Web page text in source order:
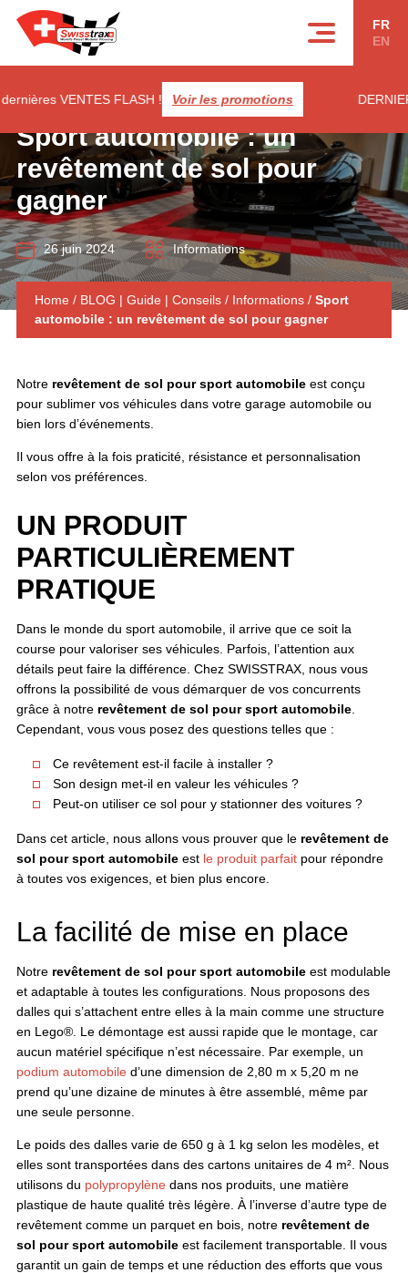
VENTES FLASH ! Voir les promotions
FR
EN
Sport automobile : un
revêtement de sol pour
gagner
26 juin 2024 Informations
Home / BLOG | Guide | Conseils/ Informations/ Sport
automobile : un revêtement de sol pour gagner
Notre revêtement de sol pour sport automobileest conçu
pour sublimer vos véhicules dans votre garage automobile ou
bien lors d’événements.
Il vous offre à la fois praticité, résistance et personnalisation
selon vos préférences.
UN PRODUIT
PARTICULIÈREMENT
PRATIQUE
Dans le monde du sport automobile, il arrive que ce soit la
course pour valoriser ses véhicules. Parfois, l’attention aux
détails peut faire la différence. Chez SWISSTRAX, nous vous
offrons la possibilité de vous démarquer de vos concurrents
grâce à notre revêtement de sol pour sport automobile.
Cependant, vous vous posez des questions telles que :
Ce revêtement est-il facile à installer ?
Son design met-il en valeur les véhicules ?
Peut-on utiliser ce sol pour y stationner des voitures ?
Dans cet article, nous allons vous prouver que le revêtement de
sol pour sport automobile est le produit parfaitpour répondre
à toutes vos exigences, et bien plus encore.
La facilité de mise en place
Notre revêtement de sol pour sport automobileest modulable
et adaptable à toutes les configurations. Nous proposons des
dalles qui s’attachent entre elles à la main comme une structure
en Lego®. Le démontage est aussi rapide que le montage, car
aucun matériel spécifique n’est nécessaire. Par exemple, un
podium automobiled’une dimension de 2,80 m x 5,20 m ne
prend qu’une dizaine de minutes à être assemblé, même par
une seule personne.
Le poids des dalles varie de 650 g à 1 kg selon les modèles, et
elles sont transportées dans des cartons unitaires de 4 m². Nous
utilisons du polypropylènedans nos produits, une matière
plastique de haute qualité très légère. À l’inverse d’autre type de
revêtement comme un parquet en bois, notrerevêtement de
sol pour sport automobileest facilement transportable. Il vous
garantit un gain de temps et une réduction des efforts que vous
Panneau de gestion des cookies